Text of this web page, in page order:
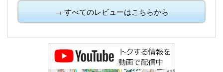
→ すべてのレビューはこちらから